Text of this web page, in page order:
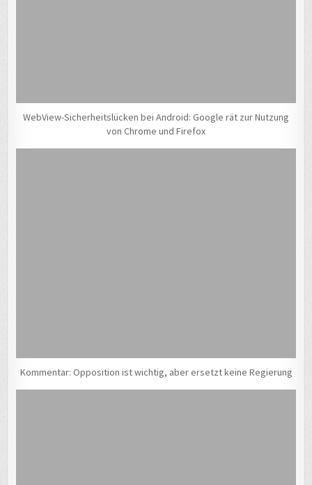
WebView-Sicherheitslücken bei Android: Google rät zur Nutzung
von Chrome und Firefox
Kommentar: Opposition ist wichtig, aber ersetzt keine Regierung